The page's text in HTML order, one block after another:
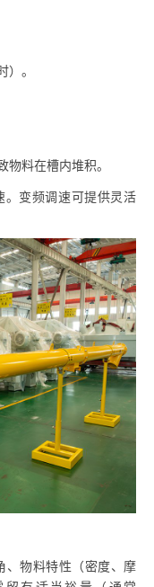
）。
料在槽内堆积。
。变频调速可提供灵活
、物料特性（密度、摩